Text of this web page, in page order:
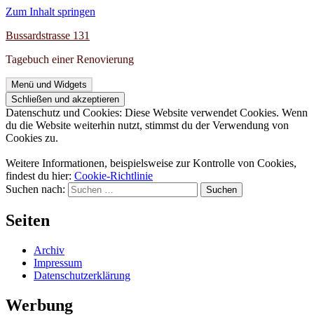
Zum Inhalt springen
Bussardstrasse 131
Tagebuch einer Renovierung
Menü und Widgets
Datenschutz und Cookies: Diese Website verwendet Cookies. Wenn
du die Website weiterhin nutzt, stimmst du der Verwendung von
Cookies zu.
Weitere Informationen, beispielsweise zur Kontrolle von Cookies,
findest du hier: Cookie-Richtlinie
Suchen nach:
Seiten
Archiv
Impressum
Datenschutzerklärung
Werbung